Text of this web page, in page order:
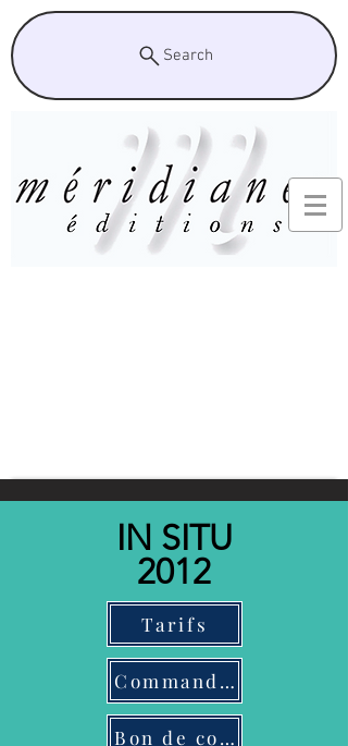
Search
IN SITU
2012
Tarifs
Commander
Bon de commande